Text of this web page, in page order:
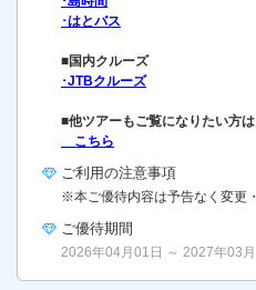
･はとバス
■国内クルーズ
･JTBクルーズ
■他ツアーもご覧になりたい方は
こちら
ご利用の注意事項
※本ご優待内容は予告なく変更
ご優待期間
2026年04月01日 ～ 2027年03